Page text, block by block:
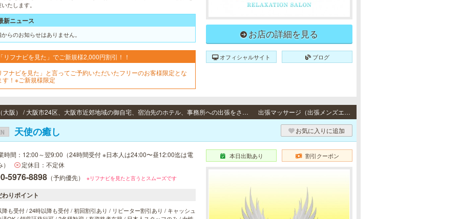
たします。
新ニュース
らのお知らせはありません。
リフナビを見た」でご新規様2,000円割引！！
フナビを見た」と言ってご予約いただいたフリーのお客様限定とな
す！※ご新規様限定
お店の詳細を見る
オフィシャルサイト ブログ
出張（大阪） / 大阪市24区、大阪市近郊地域の御自宅、宿泊先のホテル、事務所への出張をさせて頂きます。（ラブホテル不可） 出張マッサージ（出張メンズエステ）
天使の癒し お気に入りに追加
時間：12:00～翌9:00（24時間受付 ※日本人は24:00〜昼12:00迄は電
定休日：不定休
5976-8898 （予約優先） ※リフナビを見たと言うとスムーズです
わりポイント
降も受付 / 24時以降も受付 / 初回割引あり / リピーター割引あり / キャッシュ
本日出勤あり 割引クーポン